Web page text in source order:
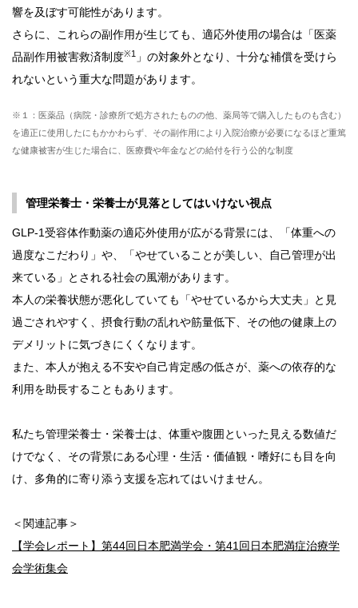
響を及ぼす可能性があります。
さらに、これらの副作用が生じても、適応外使用の場合は「医薬
品副作用被害救済制度※1 」の対象外となり、十分な補償を受けら
れないという重大な問題があります。
※１：医薬品（病院・診療所で処方されたものの他、薬局等で購入したものも含む）
を適正に使用したにもかかわらず、その副作用により入院治療が必要になるほど重篤
な健康被害が生じた場合に、医療費や年金などの給付を行う公的な制度
管理栄養士・栄養士が見落としてはいけない視点
GLP-1受容体作動薬の適応外使用が広がる背景には、「体重への
過度なこだわり」や、「やせていることが美しい、自己管理が出
来ている」とされる社会の風潮があります。
本人の栄養状態が悪化していても「やせているから大丈夫」と見
過ごされやすく、摂食行動の乱れや筋量低下、その他の健康上の
デメリットに気づきにくくなります。
また、本人が抱える不安や自己肯定感の低さが、薬への依存的な
利用を助長することもあります。
私たち管理栄養士・栄養士は、体重や腹囲といった見える数値だ
けでなく、その背景にある心理・生活・価値観・嗜好にも目を向
け、多角的に寄り添う支援を忘れてはいけません。
＜関連記事＞
【学会レポート】第44回日本肥満学会・第41回日本肥満症治療学
会学術集会